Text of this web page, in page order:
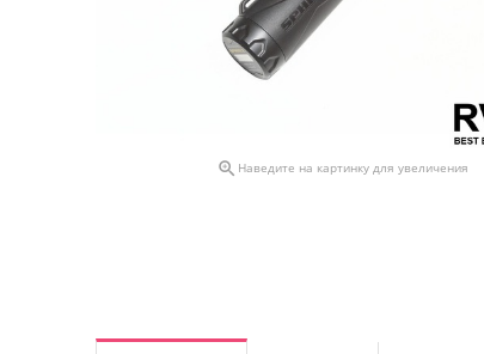
 Наведите на картинку для увеличения